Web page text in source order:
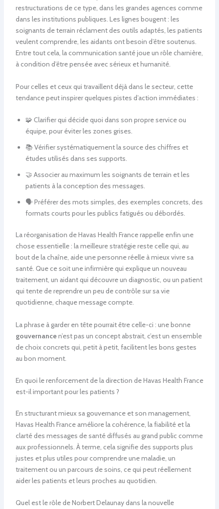
restructurations de ce type, dans les grandes agences comme
dans les institutions publiques. Les lignes bougent : les
soignants de terrain réclament des outils adaptés, les patients
veulent comprendre, les aidants ont besoin d’être soutenus.
Entre tout cela, la communication santé joue un rôle charnière,
à condition d’être pensée avec sérieux et humanité.
Pour celles et ceux qui travaillent déjà dans le secteur, cette
tendance peut inspirer quelques pistes d’action immédiates :
🧩 Clarifier qui décide quoi dans son propre service ou
équipe, pour éviter les zones grises.
📚 Vérifier systématiquement la source des chiffres et
études utilisés dans ses supports.
🤝 Associer au maximum les soignants de terrain et les
patients à la conception des messages.
🗣 Préférer des mots simples, des exemples concrets, des
formats courts pour les publics fatigués ou débordés.
La réorganisation de Havas Health France rappelle enfin une
chose essentielle : la meilleure stratégie reste celle qui, au
bout de la chaîne, aide une personne réelle à mieux vivre sa
santé. Que ce soit une infirmière qui explique un nouveau
traitement, un aidant qui découvre un diagnostic, ou un patient
qui tente de reprendre un peu de contrôle sur sa vie
quotidienne, chaque message compte.
La phrase à garder en tête pourrait être celle-ci : une bonne
gouvernancen’est pas un concept abstrait, c’est un ensemble
de choix concrets qui, petit à petit, facilitent les bons gestes
au bon moment.
En quoi le renforcement de la direction de Havas Health France
est-il important pour les patients ?
En structurant mieux sa gouvernance et son management,
Havas Health France améliore la cohérence, la fiabilité et la
clarté des messages de santé diffusés au grand public comme
aux professionnels. À terme, cela signifie des supports plus
justes et plus utiles pour comprendre une maladie, un
traitement ou un parcours de soins, ce qui peut réellement
aider les patients et leurs proches au quotidien.
Quel est le rôle de Norbert Delaunay dans la nouvelle